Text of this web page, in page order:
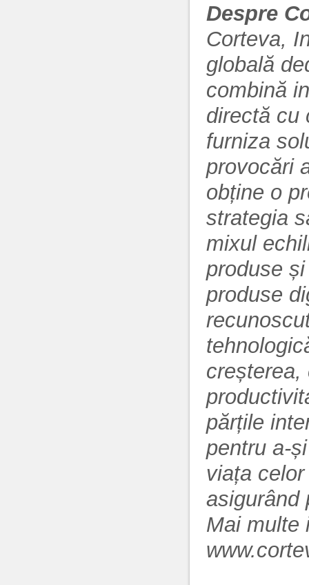
Despre
Corteva,
globală
combină
directă cu
furniza
provocări
obține o
strategia
mixul
produse
produse
creșterea,
părțile
pentru a-
viața
asigurând
Mai multe